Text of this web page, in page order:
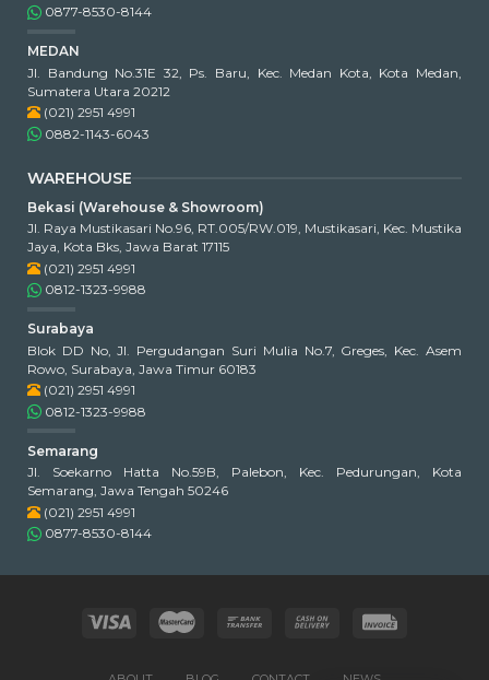
0877-8530-8144
MEDAN
Jl. Bandung No.31E 32, Ps. Baru, Kec. Medan Kota, Kota Medan,
Sumatera Utara 20212
(021) 2951 4991
0882-1143-6043
WAREHOUSE
Bekasi (Warehouse & Showroom)
Jl. Raya Mustikasari No.96, RT.005/RW.019, Mustikasari, Kec. Mustika
Jaya, Kota Bks, Jawa Barat 17115
(021) 2951 4991
0812-1323-9988
Surabaya
Blok DD No, Jl. Pergudangan Suri Mulia No.7, Greges, Kec. Asem
Rowo, Surabaya, Jawa Timur 60183
(021) 2951 4991
0812-1323-9988
Semarang
Jl. Soekarno Hatta No.59B, Palebon, Kec. Pedurungan, Kota
Semarang, Jawa Tengah 50246
(021) 2951 4991
0877-8530-8144